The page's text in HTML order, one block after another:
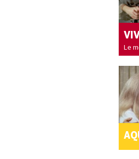
Le